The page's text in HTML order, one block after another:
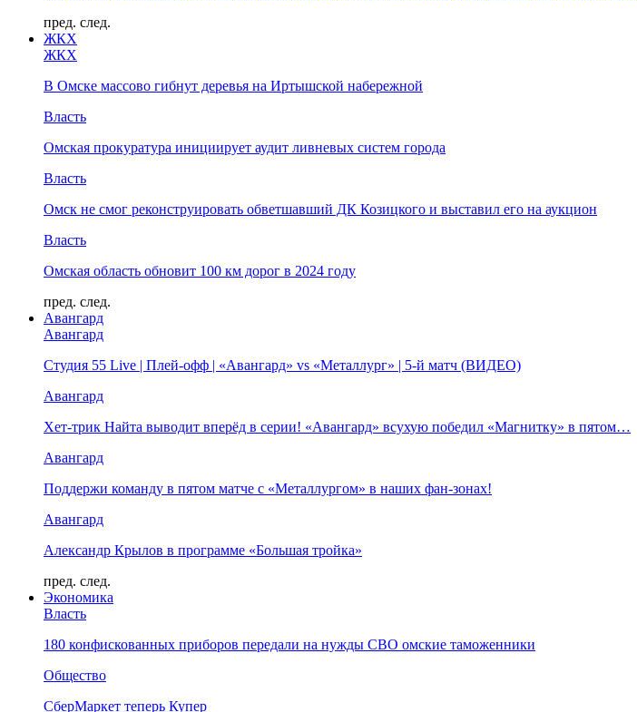
пред. след.
ЖКХ
ЖКХ
В Омске массово гибнут деревья на Иртышской набережной
Власть
Омская прокуратура инициирует аудит ливневых систем города
Власть
Омск не смог реконструировать обветшавший ДК Козицкого и выставил его на аукцион
Власть
Омская область обновит 100 км дорог в 2024 году
пред. след.
Авангард
Авангард
Студия 55 Live | Плей-офф | «Авангард» vs «Металлург» | 5-й матч (ВИДЕО)
Авангард
Хет-трик Найта выводит вперёд в серии! «Авангард» всухую победил «Магнитку» в пятом…
Авангард
Поддержи команду в пятом матче с «Металлургом» в наших фан-зонах!
Авангард
Александр Крылов в программе «Большая тройка»
пред. след.
Экономика
Власть
180 конфискованных приборов передали на нужды СВО омские таможенники
Общество
СберМаркет теперь Купер